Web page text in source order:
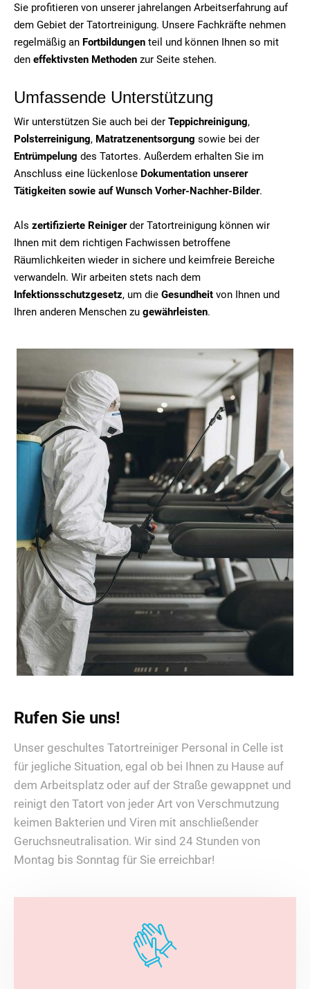
Sie profitieren von unserer jahrelangen Arbeitserfahrung auf
dem Gebiet der Tatortreinigung. Unsere Fachkräfte nehmen
regelmäßig an Fortbildungen teil und können Ihnen so mit
den effektivsten Methoden zur Seite stehen.
Umfassende Unterstützung
Wir unterstützen Sie auch bei der Teppichreinigung,
Polsterreinigung, Matratzenentsorgung sowie bei der
Entrümpelung des Tatortes. Außerdem erhalten Sie im
Anschluss eine lückenlose Dokumentation unserer
Tätigkeiten sowie auf Wunsch Vorher-Nachher-Bilder.
Als zertifizierte Reinigerder Tatortreinigung können wir
Ihnen mit dem richtigen Fachwissen betroffene
Räumlichkeiten wieder in sichere und keimfreie Bereiche
verwandeln. Wir arbeiten stets nach dem
Infektionsschutzgesetz, um die Gesundheit von Ihnen und
Ihren anderen Menschen zu gewährleisten.
Rufen Sie uns!
Unser geschultes Tatortreiniger Personal in Celle ist
für jegliche Situation, egal ob bei Ihnen zu Hause auf
dem Arbeitsplatz oder auf der Straße gewappnet und
reinigt den Tatort von jeder Art von Verschmutzung
keimen Bakterien und Viren mit anschließender
Geruchsneutralisation. Wir sind 24 Stunden von
Montag bis Sonntag für Sie erreichbar!